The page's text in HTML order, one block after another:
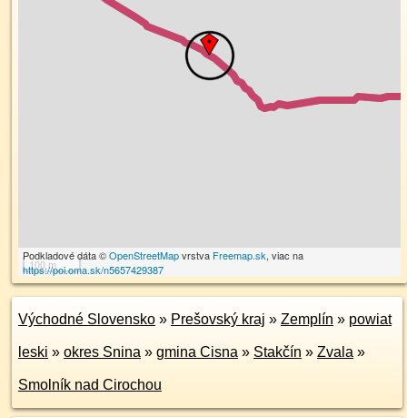
100 m
Podkladové dáta ©OpenStreetMapvrstva Freemap.sk, viac na
https://poi.oma.sk/n5657429387
Východné Slovensko » Prešovský kraj » Zemplín » powiat
leski » okres Snina » gmina Cisna » Stakčín » Zvala »
Smolník nad Cirochou